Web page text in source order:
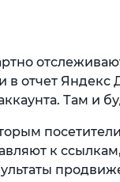
отчет Яндекс
Там и
к